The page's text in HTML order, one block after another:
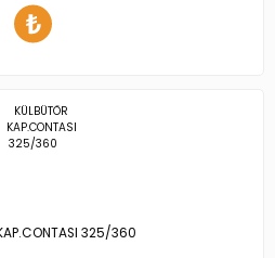
325/360